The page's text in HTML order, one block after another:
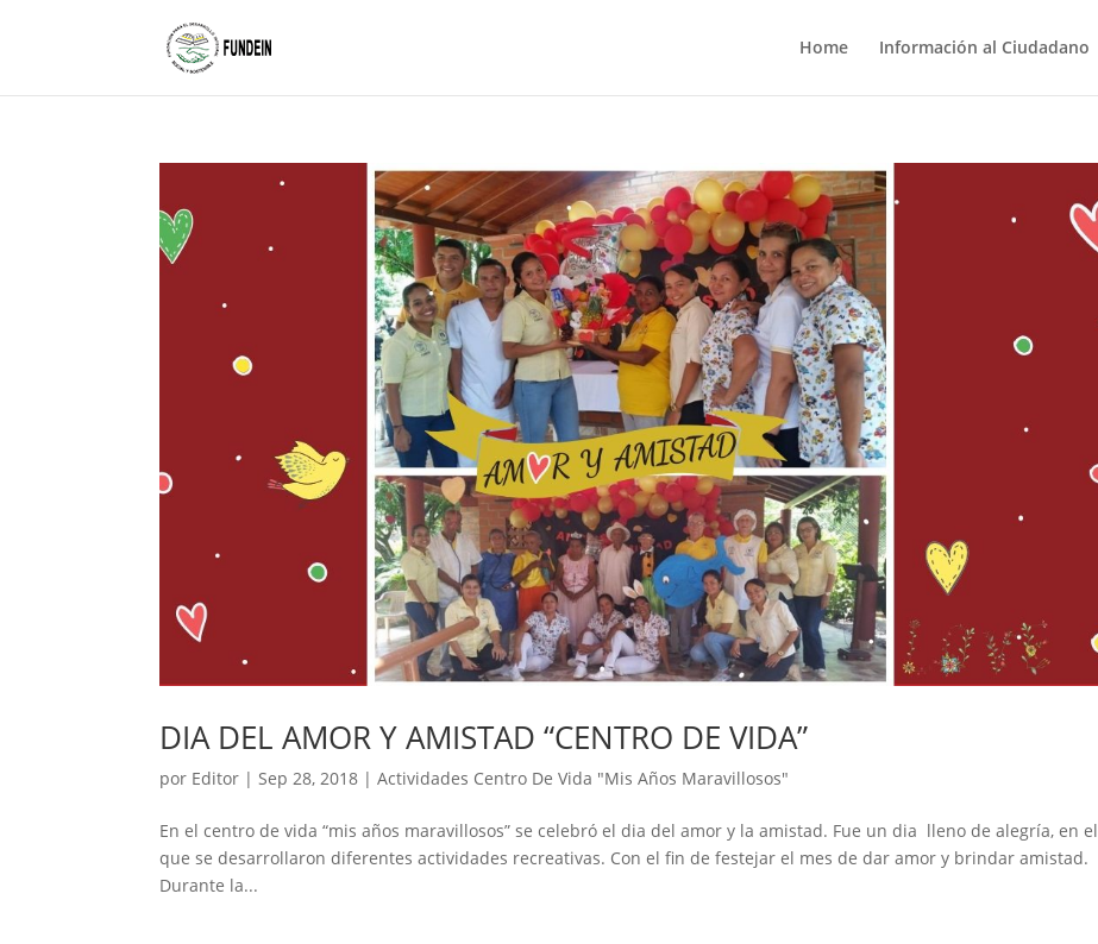
Home Información al Ciudadano
DIA DEL AMOR Y AMISTAD “CENTRO DE VIDA”
por Editor | Sep 28, 2018 |Actividades Centro De Vida "Mis Años Maravillosos"
En el centro de vida “mis años maravillosos” se celebró el dia del amor y la amistad. Fue un dia lleno de alegría, en el
que se desarrollaron diferentes actividades recreativas. Con el fin de festejar el mes de dar amor y brindar amistad.
Durante la...